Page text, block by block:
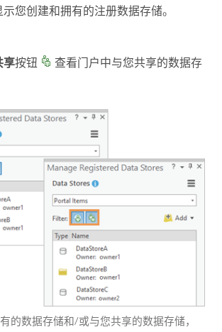
您创建和拥有的注册数据存储。
享按钮
查看门户中与您共享的数据存
的数据存储和/或与您共享的数据存储，